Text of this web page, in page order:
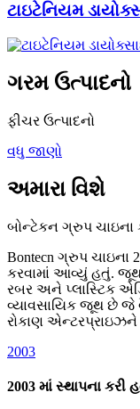
ટાઇટેનિયમ
ગરમ ઉત્પાદનો
ફીચર ઉત્પાદનો
વધુ જાણો
અમારા વિશે
બોન્ટેકન ગ્રુપ ચાઇના
Bontecn ગ્રુપ ચાઇના
કરવામાં આવ્યું હતું.
રબર અને પ્લાસ્ટિક
વ્યાવસાયિક જૂથ છે જે
રોકાણ
2003
2003 માં સ્થાપના કરી